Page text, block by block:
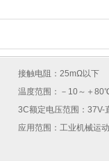
接触电阻：25mΩ以下
温度范围：－10～＋
3C额定电压范围：37V-
应用范围：工业机械运